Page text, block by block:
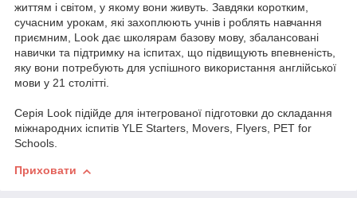
життям і світом, у якому вони живуть. Завдяки коротким,
сучасним урокам, які захоплюють учнів і роблять навчання
приємним, Look дає школярам базову мову, збалансовані
навички та підтримку на іспитах, що підвищують впевненість,
яку вони потребують для успішного використання англійської
мови у 21 столітті.
Серія Look підійде для інтегрованої підготовки до складання
міжнародних іспитів YLE Starters, Movers, Flyers, PET for
Schools.
Приховати